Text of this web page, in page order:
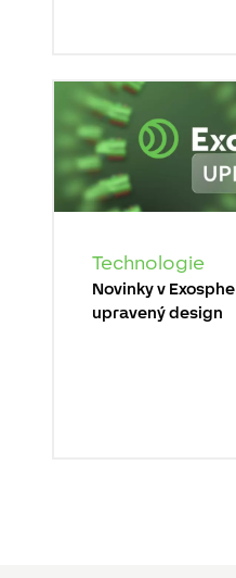
Technologie
Novinky v
upravený design